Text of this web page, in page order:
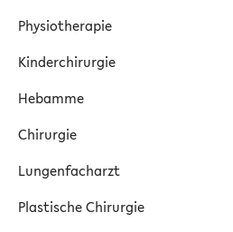
Physiotherapie
Kinderchirurgie
Hebamme
Chirurgie
Lungenfacharzt
Plastische Chirurgie